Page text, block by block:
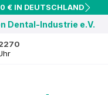
€ IN DEUTSCHLAND
Dental-Industrie e.V.